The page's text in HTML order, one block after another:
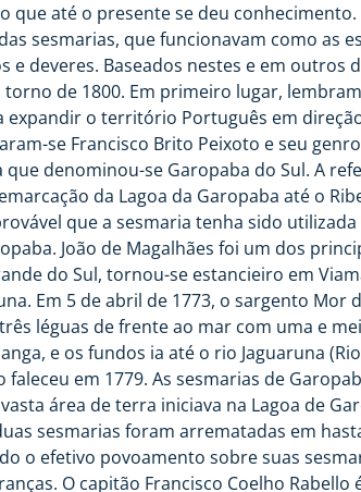
até o presente se deu
sesmarias, que funcionavam como as
deveres. Baseados nestes e em outros
de 1800. Em primeiro lugar,
o território Português em
se Francisco Brito Peixoto e seu
denominou-se Garopaba do Sul. A
da Lagoa da Garopaba até o
que a sesmaria tenha sido
João de Magalhães foi um dos
do Sul, tornou-se estancieiro em
Em 5 de abril de 1773, o sargento Mor
léguas de frente ao mar com uma e
e os fundos ia até o rio Jaguaruna
em 1779. As sesmarias de
área de terra iniciava na Lagoa de
sesmarias foram arrematadas em
o efetivo povoamento sobre suas
O capitão Francisco Coelho